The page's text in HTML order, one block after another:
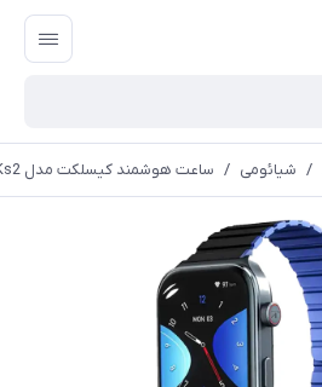
/ شیائومی / ساعت هوشمند کیسلکت مدل Kieslect Ks2